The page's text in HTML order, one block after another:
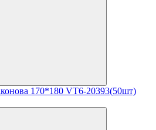
170*180 VT6-20393(50шт)